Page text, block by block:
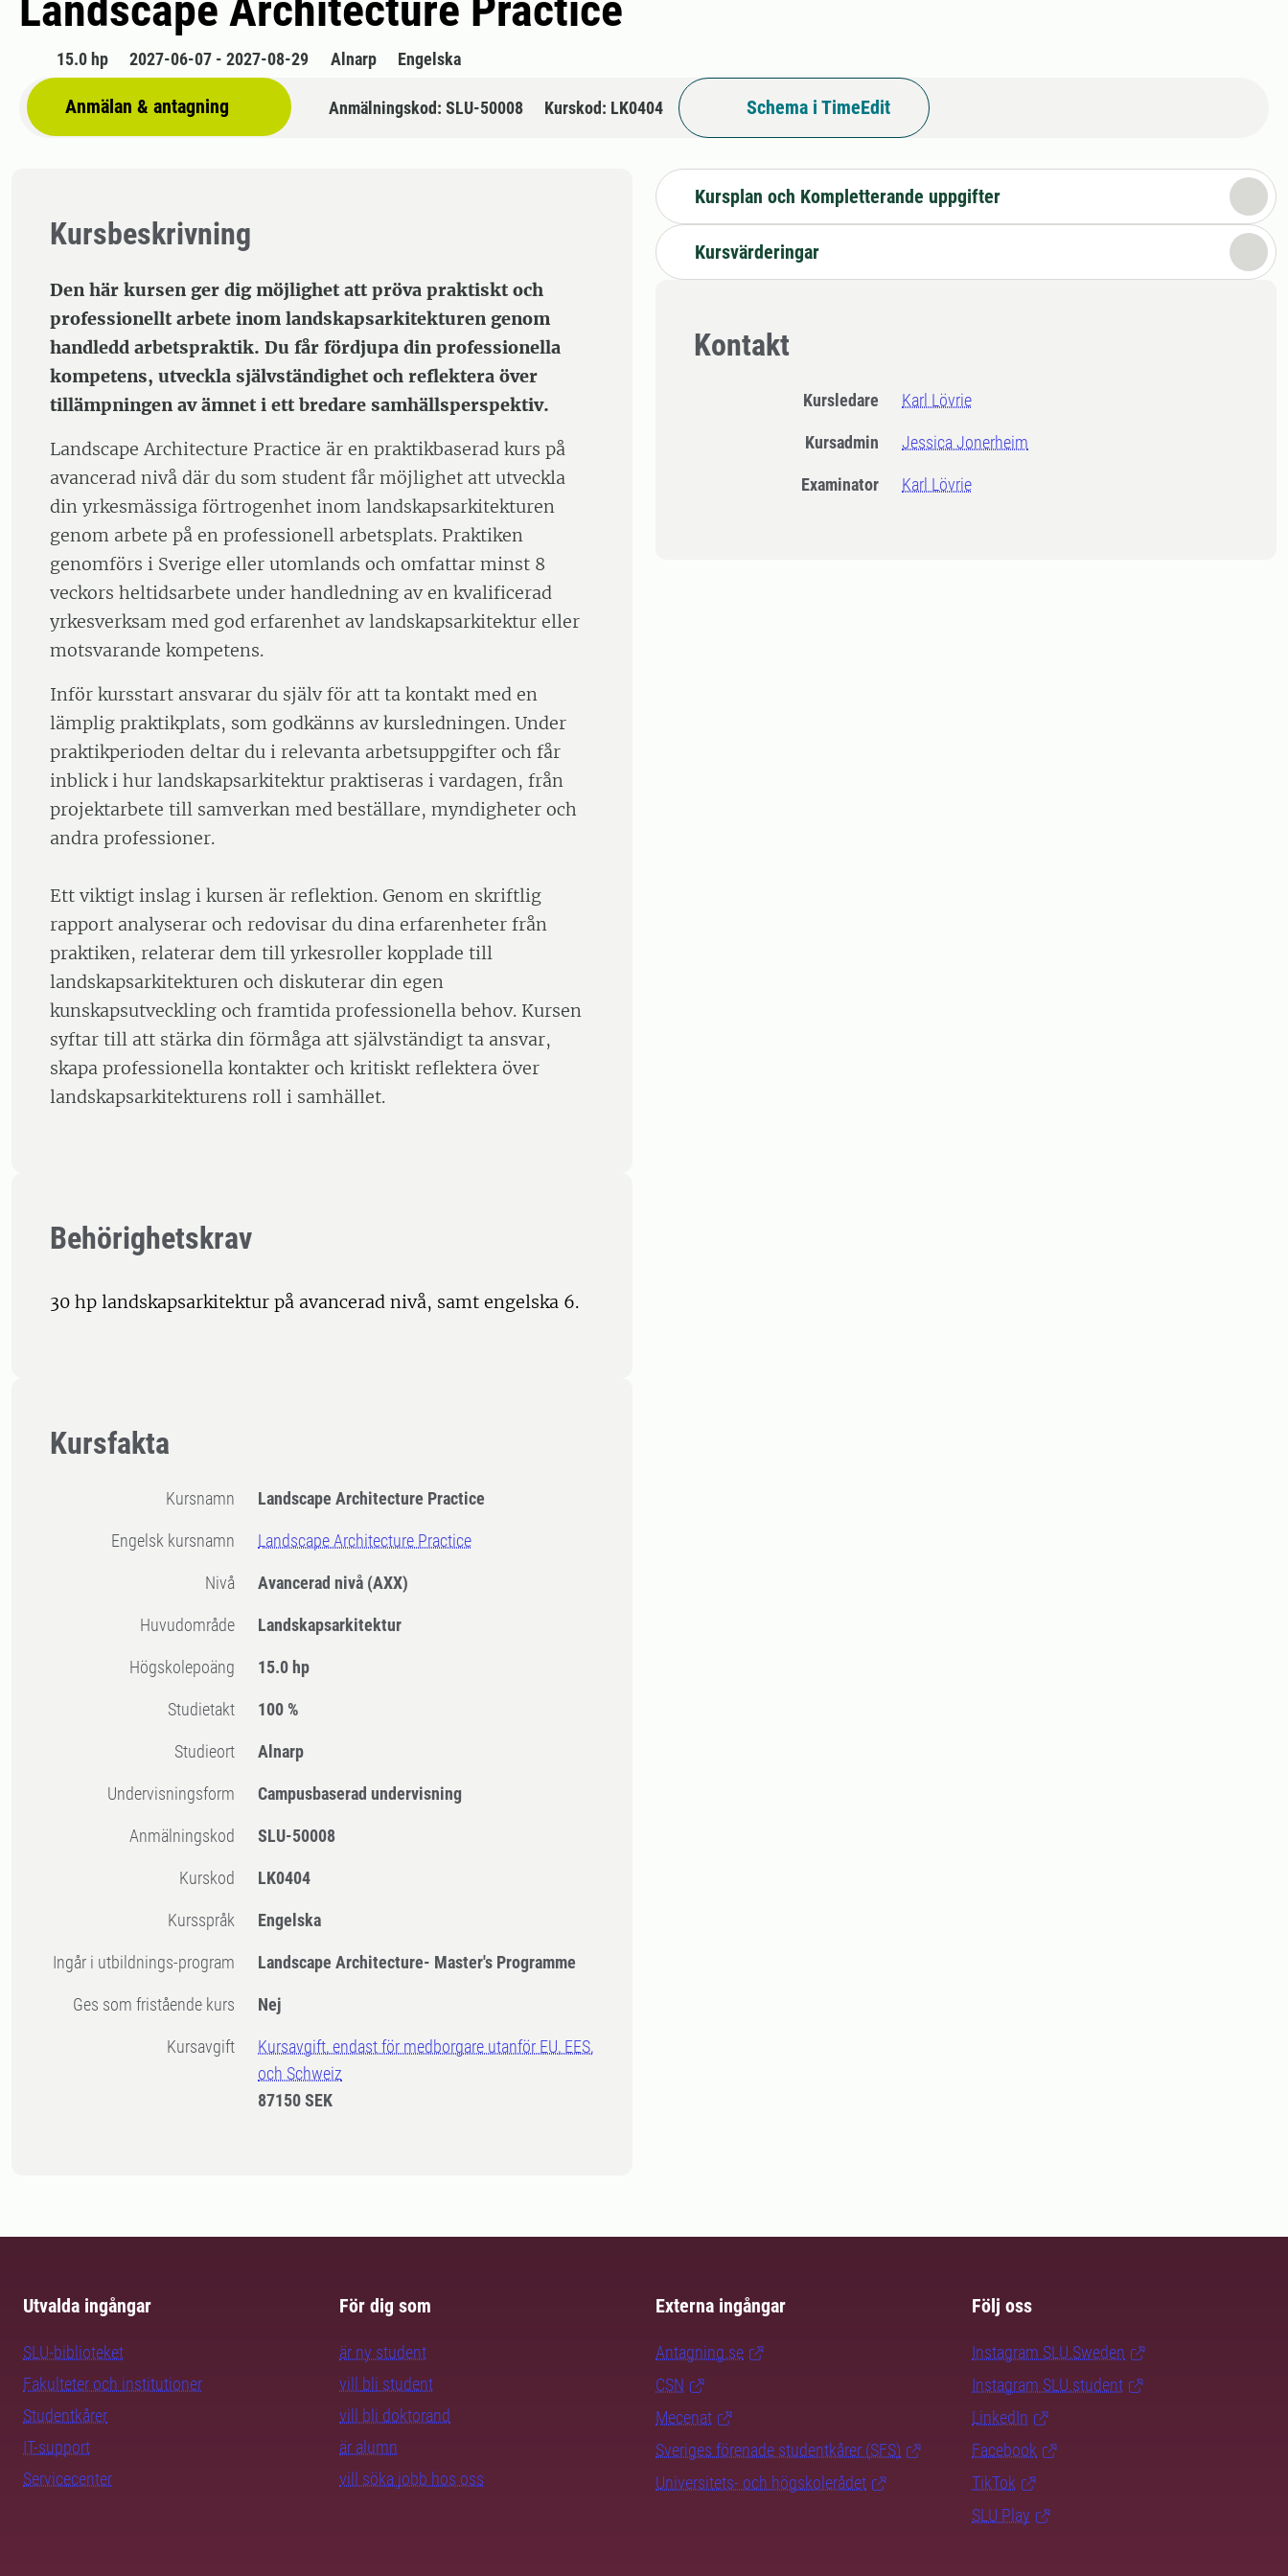
15.0 hp 2027-06-07 - 2027-08-29 Alnarp Engelska
Anmälan & antagning Anmälningskod: SLU-50008 Kurskod: LK0404 Schema i TimeEdit
Kursbeskrivning
Den här kursen ger dig möjlighet att pröva praktiskt och
professionellt arbete inom landskapsarkitekturen genom
handledd arbetspraktik. Du får fördjupa din professionella
kompetens, utveckla självständighet och reflektera över
tillämpningen av ämnet i ett bredare samhällsperspektiv.
Landscape Architecture Practice är en praktikbaserad kurs på
avancerad nivå där du som student får möjlighet att utveckla
din yrkesmässiga förtrogenhet inom landskapsarkitekturen
genom arbete på en professionell arbetsplats. Praktiken
genomförs i Sverige eller utomlands och omfattar minst 8
veckors heltidsarbete under handledning av en kvalificerad
yrkesverksam med god erfarenhet av landskapsarkitektur eller
motsvarande kompetens.
Inför kursstart ansvarar du själv för att ta kontakt med en
lämplig praktikplats, som godkänns av kursledningen. Under
praktikperioden deltar du i relevanta arbetsuppgifter och får
inblick i hur landskapsarkitektur praktiseras i vardagen, från
projektarbete till samverkan med beställare, myndigheter och
andra professioner.
Ett viktigt inslag i kursen är reflektion. Genom en skriftlig
rapport analyserar och redovisar du dina erfarenheter från
praktiken, relaterar dem till yrkesroller kopplade till
landskapsarkitekturen och diskuterar din egen
kunskapsutveckling och framtida professionella behov. Kursen
syftar till att stärka din förmåga att självständigt ta ansvar,
skapa professionella kontakter och kritiskt reflektera över
landskapsarkitekturens roll i samhället.
Behörighetskrav
30 hp landskapsarkitektur på avancerad nivå, samt engelska 6.
Kursfakta
Kursnamn Landscape Architecture Practice
Engelsk kursnamn Landscape Architecture Practice
Nivå Avancerad nivå (AXX)
Huvudområde Landskapsarkitektur
högskolepoäng 15.0 hp
Studietakt 100 %
Studieort Alnarp
Undervisningsform Campusbaserad undervisning
Anmälningskod SLU-50008
Kurskod LK0404
Kursspråk Engelska
Ingår i utbildnings-program Landscape Architecture- Master's Programme
Ges som fristående kurs Nej
Kursavgift
Kursavgift, endast för medborgare utanför EU, EES,
och Schweiz
87150 SEK
Kursplan och Kompletterande uppgifter
Kursvärderingar
Kontakt
Kursledare Karl Lövrie
Kursadmin Jessica Jonerheim
Examinator Karl Lövrie
Utvalda ingångar
SLU-biblioteket
Fakulteter och institutioner
Studentkårer
IT-support
Servicecenter
För dig som
är ny student
vill bli student
vill bli doktorand
är alumn
vill söka jobb hos oss
Externa ingångar
Antagning.se
CSN
Mecenat
Sveriges förenade studentkårer (SFS)
Universitets- och högskolerådet
Följ oss
Instagram SLU.Sweden
Instagram SLU.student
LinkedIn
Facebook
TikTok
SLU Play